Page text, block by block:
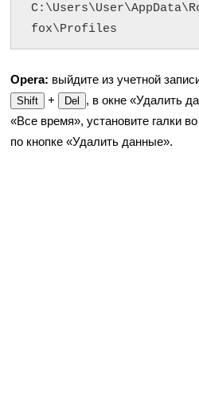
fox\Profiles
Opera: выйдите из учетной
Shift + Del
, в окне «Удалить
«Все время», установите галки
по кнопке «Удалить данные».